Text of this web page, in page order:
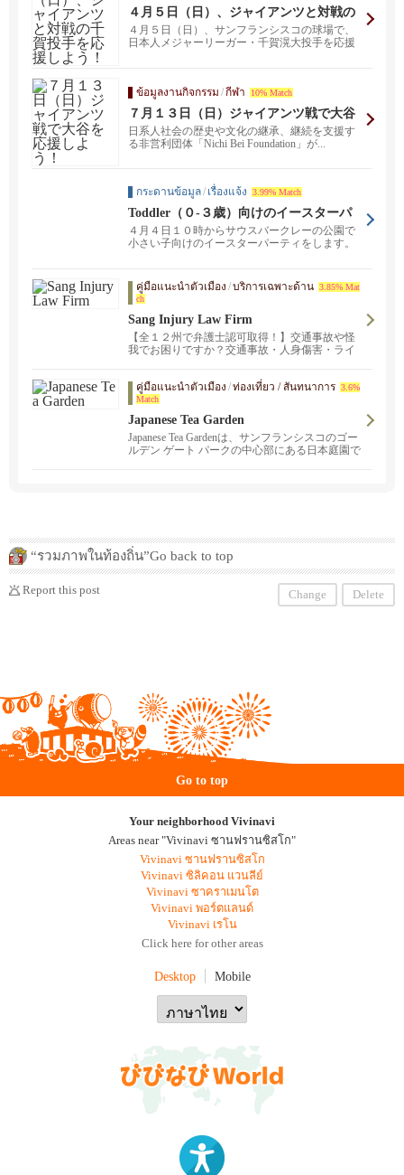
４月５日（日）、ジャイアンツと対戦の
千賀投手を応援しよう！
４月５日（日）、サンフランシスコの球場で、
日本人メジャーリーガー・千賀滉大投手を応援
ข้อมูลงานกิจกรรม /กีฬา 10% Match
７月１３日（日）ジャイアンツ戦で大谷
を応援しよう！
日系人社会の歴史や文化の継承、継続を支援す
る非営利団体「Nichi Bei Foundation」が...
กระดานข้อมูล/ เรื่องแจ้ง 3.99% Match
Toddler（０-３歳）向けのイースターパ
ーティをします
４月４日１０時からサウスバークレーの公園で
小さい子向けのイースターパーティをします。
คู่มือแนะนำตัวเมือง /บริการเฉพาะด้าน 3.85% Mat
ch
Sang Injury Law Firm
【全１２州で弁護士認可取得！】交通事故や怪
我でお困りですか？交通事故・人身傷害・ライ
ら解決まで日本語でサポートします。豊富な知
識と経験であなたの権利を守ります。どんなこ
とでもまずはお気軽にご連絡ください！『日本
語オペレーション：800-725-0571」 アラスカ
州・アリゾナ州・イリノイ州・オクラホマ州・
オレゴン州・カリフォルニア州・コロラド州・
คู่มือแนะนำตัวเมือง /ท่องเที่ยว / สันทนาการ 3.6%
Match
Japanese Tea Garden
Japanese Tea Gardenは、サンフランシスコのゴー
ルデン ゲート パークの中心部にある日本庭園で
“รวมภาพในท้องถิ่น”Go back to top
Report this post Change Delete
Go to top
Your neighborhood Vivinavi
Areas near "Vivinavi ซานฟรานซิสโก"
Vivinavi ซานฟรานซิสโก
Vivinavi ซิลิคอน แวนลีย์
Vivinavi ซาคราเมนโต
Vivinavi พอร์ตแลนด์
Vivinavi เรโน
Click here for other areas
Desktop Mobile